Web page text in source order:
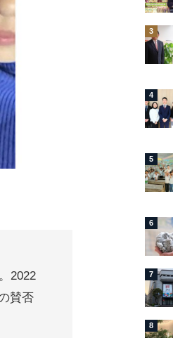
2022
賛否
3
4
5
6
7
8